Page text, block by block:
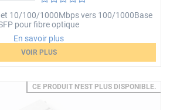
10/100/1000Mbps vers 100/1000Base
pour fibre optique
En savoir plus
VOIR PLUS
CE PRODUIT N'EST PLUS DISPONIBLE.